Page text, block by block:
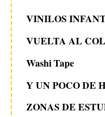
VINILOS
VUELTA AL
Washi Tape
Y UN POCO DE
ZONAS DE